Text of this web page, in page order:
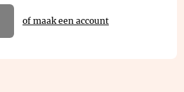
of maak een account